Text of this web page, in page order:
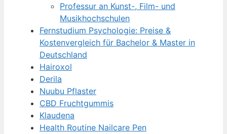
Professur an Kunst-, Film- und
Musikhochschulen
Fernstudium Psychologie: Preise &
Kostenvergleich für Bachelor & Master in
Deutschland
Hairoxol
Derila
Nuubu Pflaster
CBD Fruchtgummis
Klaudena
Health Routine Nailcare Pen